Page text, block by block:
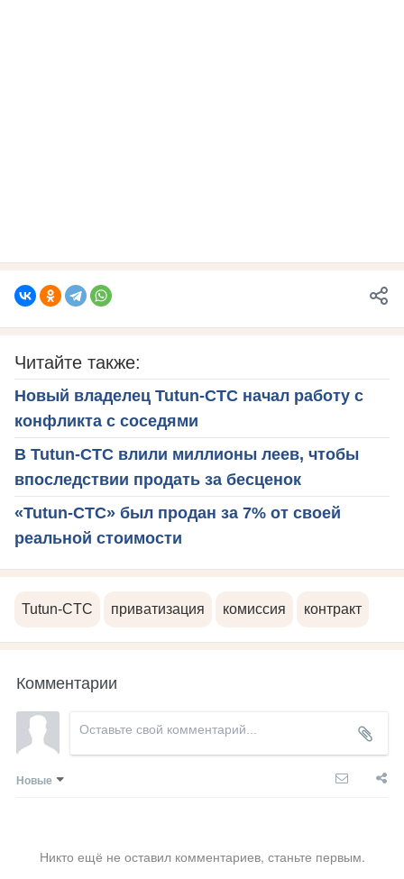
Читайте также:
Новый владелец Tutun-CTC начал работу с
конфликта с соседями
В Tutun-CTC влили миллионы леев, чтобы
впоследствии продать за бесценок
«Tutun-CTC» был продан за 7% от своей
реальной стоимости
Tutun-CTC приватизация комиссия контракт
Комментарии
Новые
Никто ещё не оставил комментариев, станьте первым.